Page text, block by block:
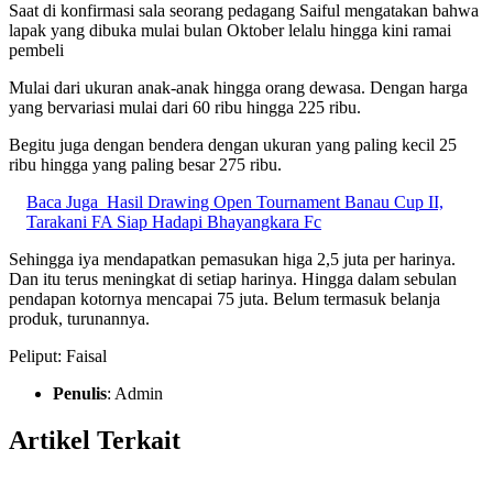
Saat di konfirmasi sala seorang pedagang Saiful mengatakan bahwa
lapak yang dibuka mulai bulan Oktober lelalu hingga kini ramai
pembeli
Mulai dari ukuran anak-anak hingga orang dewasa. Dengan harga
yang bervariasi mulai dari 60 ribu hingga 225 ribu.
Begitu juga dengan bendera dengan ukuran yang paling kecil 25
ribu hingga yang paling besar 275 ribu.
Baca Juga Hasil Drawing Open Tournament Banau Cup II,
Tarakani FA Siap Hadapi Bhayangkara Fc
Sehingga iya mendapatkan pemasukan higa 2,5 juta per harinya.
Dan itu terus meningkat di setiap harinya. Hingga dalam sebulan
pendapan kotornya mencapai 75 juta. Belum termasuk belanja
produk, turunannya.
Peliput: Faisal
Penulis: Admin
Artikel Terkait